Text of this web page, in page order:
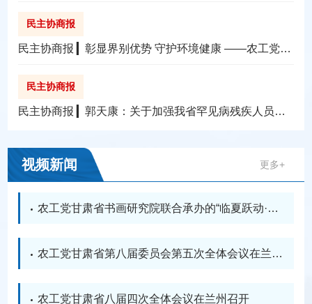
民主协商报
民主协商报 ▎彰显界别优势 守护环境健康 ——农工党全
民主协商报
民主协商报 ▎郭天康：关于加强我省罕见病残疾人员救
视频新闻 更多+
农工党甘肃省书画研究院联合承办的“临夏跃动·刘
农工党甘肃省第八届委员会第五次全体会议在兰州
农工党甘肃省八届四次全体会议在兰州召开